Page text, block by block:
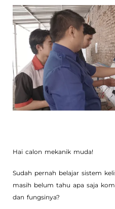
Hai calon mekanik muda!
Sudah pernah belajar sistem
masih belum tahu apa saja
dan fungsinya?